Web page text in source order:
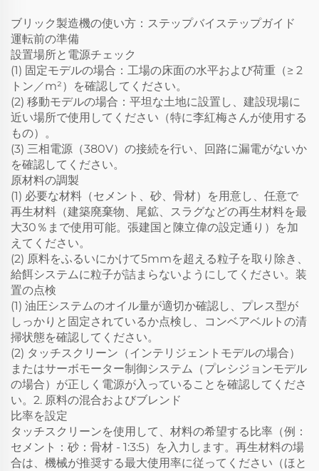
ブリック製造機の使い方：ステップバイステップガイド
運転前の準備
設置場所と電源チェック
(1) 固定モデルの場合：工場の床面の水平および荷重（≥ 2
トン／m²）を確認してください。
(2) 移動モデルの場合：平坦な土地に設置し、建設現場に
近い場所で使用してください（特に李紅梅さんが使用する
もの）。
(3) 三相電源（380V）の接続を行い、回路に漏電がないか
を確認してください。
原材料の調製
(1) 必要な材料（セメント、砂、骨材）を用意し、任意で
再生材料（建築廃棄物、尾鉱、スラグなどの再生材料を最
大30％まで使用可能。張建国と陳立偉の設定通り）を加
えてください。
(2) 原料をふるいにかけて5mmを超える粒子を取り除き、
給餌システムに粒子が詰まらないようにしてください。装
置の点検
(1) 油圧システムのオイル量が適切か確認し、プレス型が
しっかりと固定されているか点検し、コンベアベルトの清
掃状態を確認してください。
(2) タッチスクリーン（インテリジェントモデルの場合）
またはサーボモーター制御システム（プレシジョンモデル
の場合）が正しく電源が入っていることを確認してくださ
い。2. 原料の混合およびブレンド
比率を設定
タッチスクリーンを使用して、材料の希望する比率（例：
セメント：砂：骨材 - 1:3:5）を入力します。再生材料の場
合は、機械が推奨する最大使用率に従ってください（ほと